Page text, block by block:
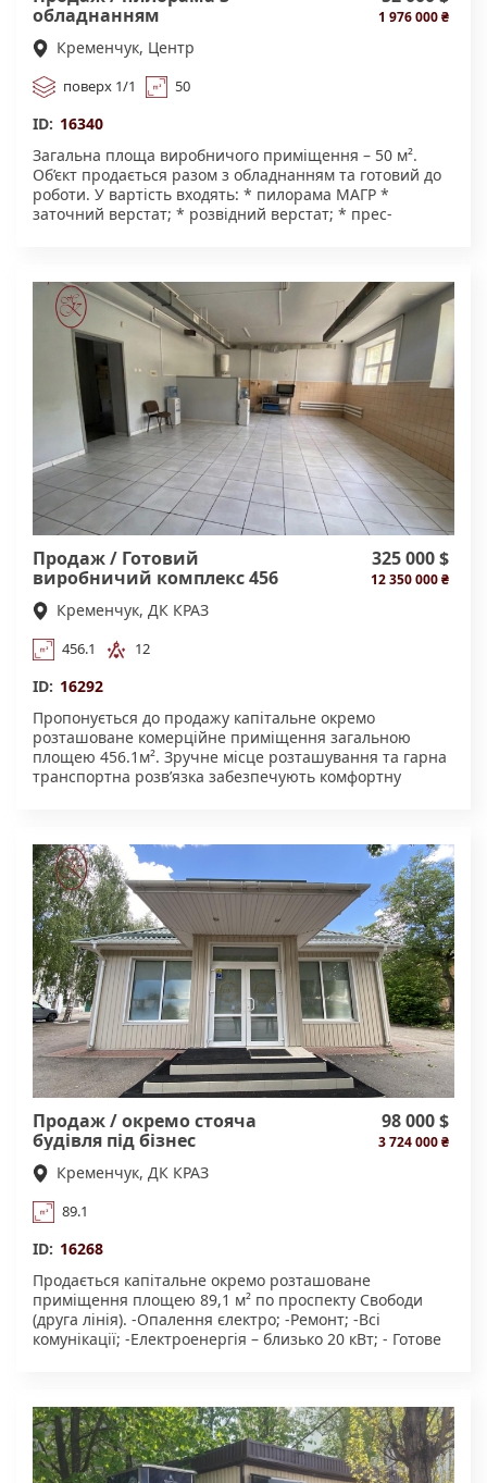
обладнанням
1 976 000 ₴
Кременчук, Центр
поверх 1/1 50
ID: 16340
Загальна площа виробничого приміщення – 50 м².
Об’єкт продається разом з обладнанням та готовий до
роботи. У вартість входять: * пилорама МАГР *
заточний верстат; * розвідний верстат; * прес-
обговорюються індивідуально. Об’єкт продається як
готовий бізнес. Перегляд за попередньою
домовленістю. Детальна інформація — за телефоном
агентства нерухомості.
Продаж / Готовий
виробничий комплекс 456
м²
325 000 $
12 350 000 ₴
Кременчук, ДК КРАЗ
456.1 12
ID: 16292
Пропонується до продажу капітальне окремо
розташоване комерційне приміщення загальною
площею 456.1м². Зручне місце розташування та гарна
транспортна розв’язка забезпечують комфортну
електропостачання – 50 кВт; * газопостачання; *
центральне водопостачання та каналізація; *
опалення; * підвальне приміщення; * 3 окремі входи;
* ворота для заїзду транспорту, завантаження та
розвантаження продукції; * окреме приміщення під
магазин, шоурум або офіс - 89.1м2 Об’єкт ідеально
підійде для: * швейного виробництва; * харчового
виробництва (макаронні вироби, напівфабрикати
тощо); * складського комплексу; * фасування та
пакування продукції; * меблевого або іншого
виробництва; * логістичного центру. Можливий
продаж виробничого приміщення та магазину як
єдиного комплексу або окремими об’єктами. Вартість
89.1м2) - 17800000грн. Готові розглянути індивідуальні
умови розрахунку, у тому числі розстрочку.
Приміщення готове до експлуатації та має всі
необхідні комунікації для ведення бізнесу.
Запрошуємо на перегляд! Деталі за телефоном.
Пропозиція від АН.
Продаж / окремо стояча
будівля під бізнес
98 000 $
3 724 000 ₴
Кременчук, ДК КРАЗ
89.1
ID: 16268
Продається капітальне окремо розташоване
приміщення площею 89,1 м² по проспекту Свободи
(друга лінія). -Опалення єлектро; -Ремонт; -Всі
комунікації; -Електроенергія – близько 20 кВт; - Готове
Земельна ділянка в оренді. Пропозиція від агентства
нерухомості. Телефонуйте для отримання детальної
інформації та запису на перегляд.